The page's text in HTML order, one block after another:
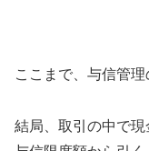
ここまで、与信管理
結局、取引の中で現